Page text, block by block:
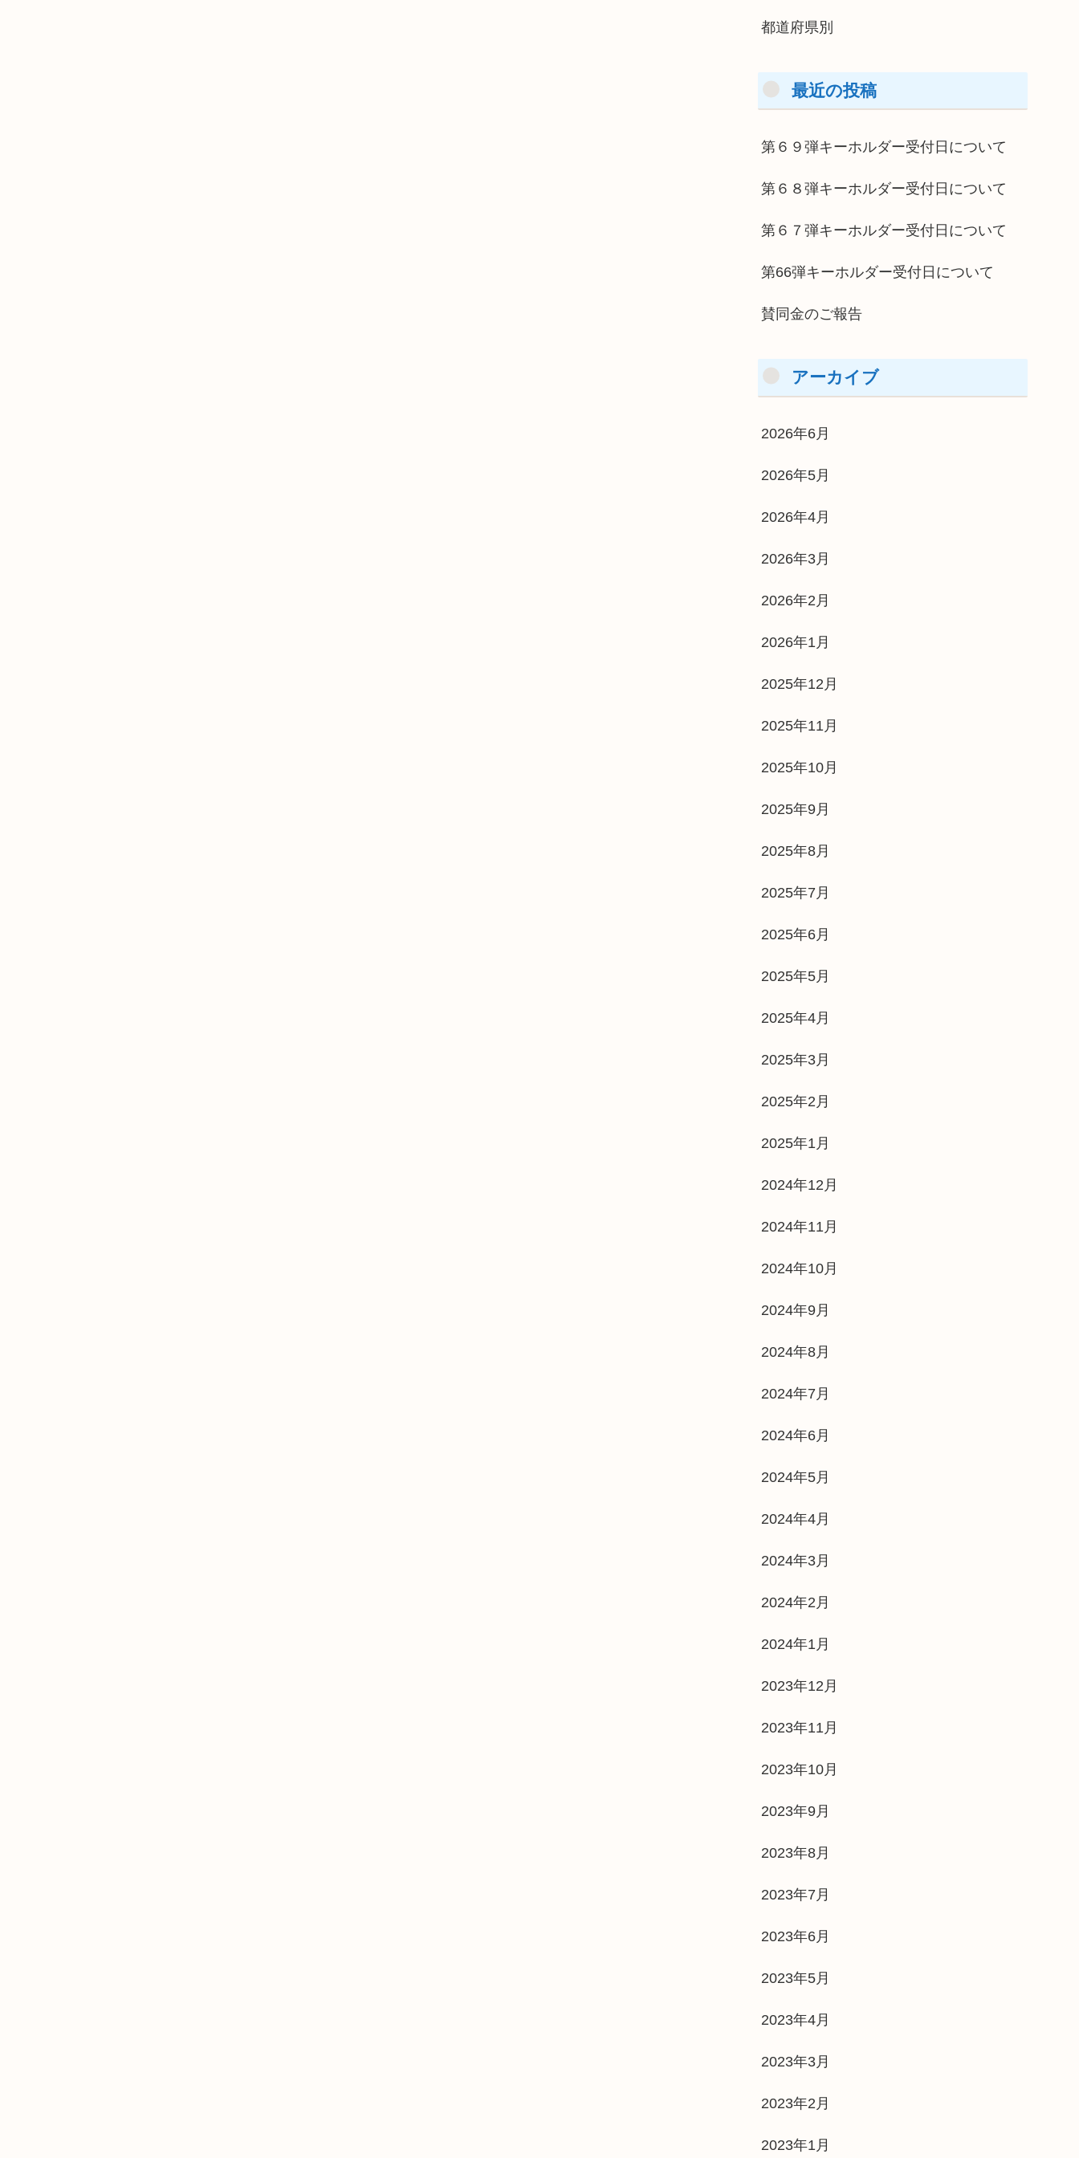
都道府県別
最近の投稿
第６９弾キーホルダー受付日について
第６８弾キーホルダー受付日について
第６７弾キーホルダー受付日について
第66弾キーホルダー受付日について
賛同金のご報告
アーカイブ
2026年6月
2026年5月
2026年4月
2026年3月
2026年2月
2026年1月
2025年12月
2025年11月
2025年10月
2025年9月
2025年8月
2025年7月
2025年6月
2025年5月
2025年4月
2025年3月
2025年2月
2025年1月
2024年12月
2024年11月
2024年10月
2024年9月
2024年8月
2024年7月
2024年6月
2024年5月
2024年4月
2024年3月
2024年2月
2024年1月
2023年12月
2023年11月
2023年10月
2023年9月
2023年8月
2023年7月
2023年6月
2023年5月
2023年4月
2023年3月
2023年2月
2023年1月